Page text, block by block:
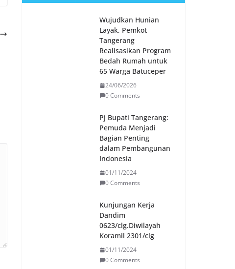
Wujudkan Hunian
Layak, Pemkot
Tangerang
Realisasikan Program
Bedah Rumah untuk
65 Warga Batuceper
24/06/2026
0 Comments
Pj Bupati Tangerang:
Pemuda Menjadi
Bagian Penting
dalam Pembangunan
Indonesia
01/11/2024
0 Comments
Kunjungan Kerja
Dandim
0623/clg.Diwilayah
Koramil 2301/clg
01/11/2024
0 Comments